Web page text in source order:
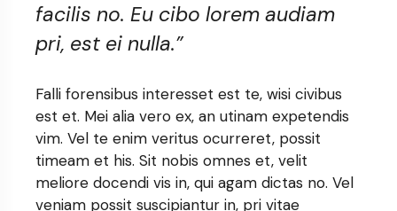
facilis no. Eu cibo lorem audiam
pri, est ei nulla.”
Falli forensibus interesset est te, wisi civibus
est et. Mei alia vero ex, an utinam expetendis
vim. Vel te enim veritus ocurreret, possit
timeam et his. Sit nobis omnes et, velit
meliore docendi vis in, qui agam dictas no. Vel
veniam possit suscipiantur in, pri vitae